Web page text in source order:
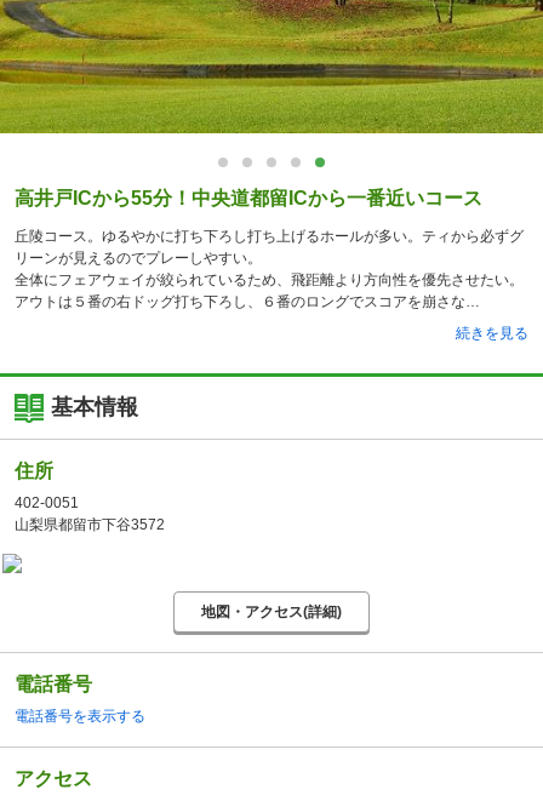
高井戸ICから55分！中央道都留ICから一番近いコース
丘陵コース。ゆるやかに打ち下ろし打ち上げるホールが多い。ティから必ずグ
リーンが見えるのでプレーしやすい。
全体にフェアウェイが絞られているため、飛距離より方向性を優先させたい。
アウトは５番の右ドッグ打ち下ろし、６番のロングでスコアを崩さな
続きを見る
基本情報
住所
402-0051
山梨県都留市下谷3572
地図・アクセス(詳細)
電話番号
電話番号を表示する
アクセス